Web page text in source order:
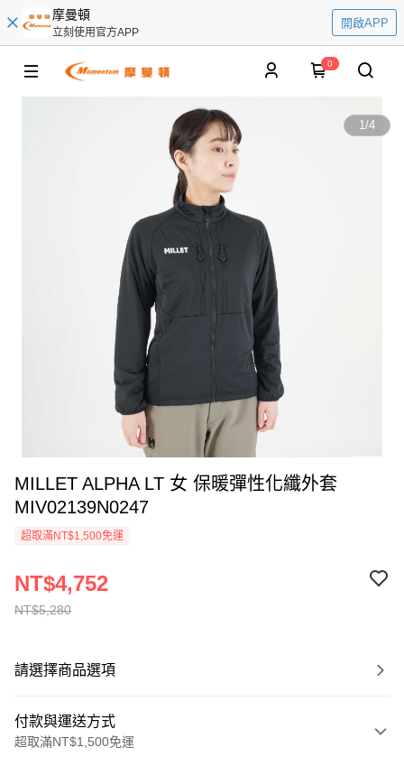
摩曼頓
立刻使用官方APP
開啟APP
0
1/4
MILLET ALPHA LT 女 保暖彈性化纖外套
MIV02139N0247
超取滿NT$1,500免運
NT$5,280
NT$4,752
請選擇商品選項
付款與運送方式
超取滿NT$1,500免運